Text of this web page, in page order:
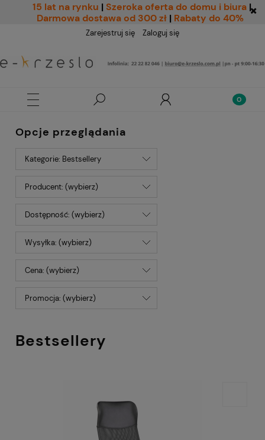
15 lat na rynku | Szeroka oferta do domu i biura |
Darmowa dostawa od 300 zł | Rabaty do 40%
Zarejestruj się Zaloguj się
Opcje przeglądania
Kategorie: Bestsellery
Producent: (wybierz)
Dostępność: (wybierz)
Wysyłka: (wybierz)
Cena: (wybierz)
Promocja: (wybierz)
Bestsellery